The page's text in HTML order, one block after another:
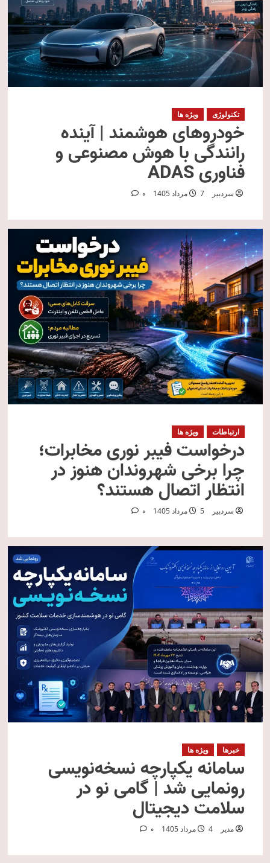
تکنولوژی ویژه ها
خودروهای هوشمند | آینده
رانندگی با هوش مصنوعی و
فناوری ADAS
سردبیر 7 مرداد 1405 0
ارتباطات ویژه ها
درخواست فیبر نوری مخابرات؛
چرا برخی شهروندان هنوز در
انتظار اتصال هستند؟
سردبیر 5 مرداد 1405 0
خبرها ویژه ها
سامانه یکپارچه نسخه‌نویسی
رونمایی شد | گامی نو در
سلامت دیجیتال
مدیر 4 مرداد 1405 0